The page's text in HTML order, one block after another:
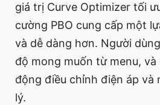
giá trị Curve Optimizer tối
cường PBO cung cấp một
và dễ dàng hơn. Người
độ mong muốn từ menu,
động điều chỉnh điện áp và
lý.